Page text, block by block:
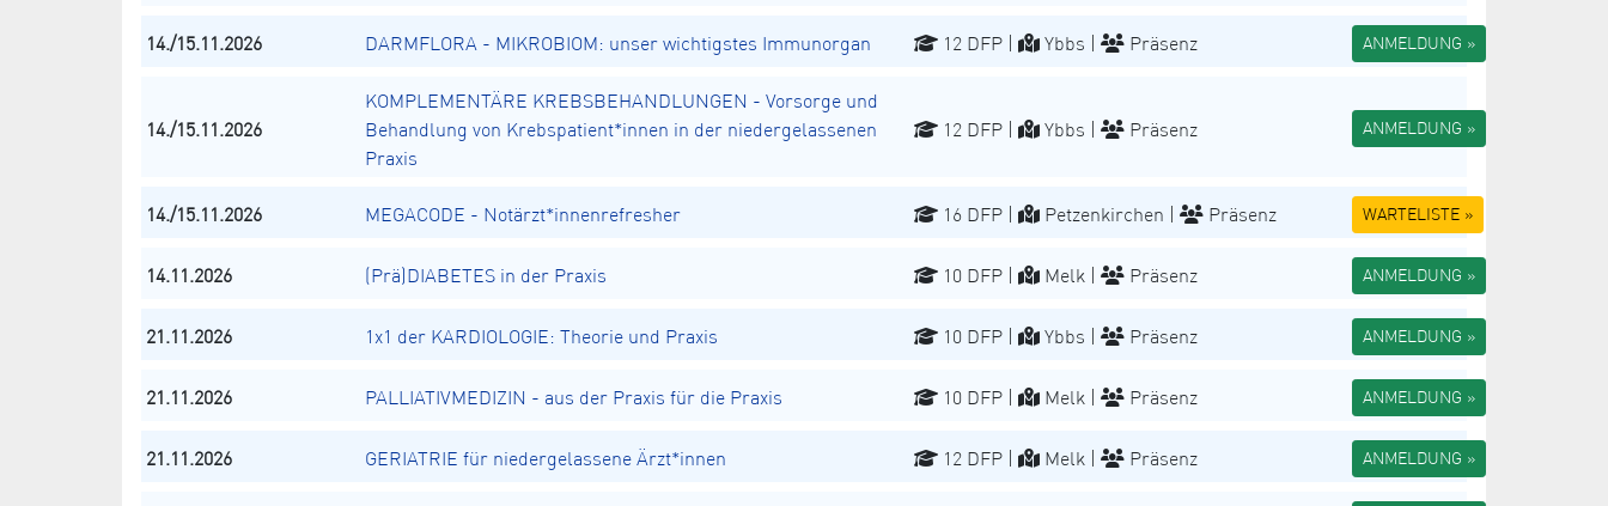
14./15.11.2026 DARMFLORA - MIKROBIOM: unser wichtigstes Immunorgan 12 DFP | Ybbs | Präsenz ANMELDUNG »
14./15.11.2026
KOMPLEMENTÄRE KREBSBEHANDLUNGEN - Vorsorge und
Behandlung von Krebspatient*innen in der niedergelassenen
Praxis
12 DFP | Ybbs | Präsenz ANMELDUNG »
14./15.11.2026 MEGACODE - Notärzt*innenrefresher 16 DFP | Petzenkirchen | Präsenz WARTELISTE »
14.11.2026 (Prä)DIABETES in der Praxis 10 DFP | Melk | Präsenz ANMELDUNG »
21.11.2026 1x1 der KARDIOLOGIE: Theorie und Praxis 10 DFP | Ybbs | Präsenz ANMELDUNG »
21.11.2026 PALLIATIVMEDIZIN - aus der Praxis für die Praxis 10 DFP | Melk | Präsenz ANMELDUNG »
21.11.2026 GERIATRIE für niedergelassene Ärzt*innen 12 DFP | Melk | Präsenz ANMELDUNG »